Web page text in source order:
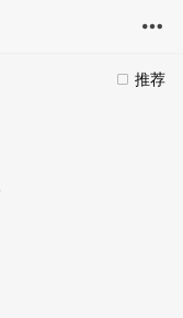
推荐